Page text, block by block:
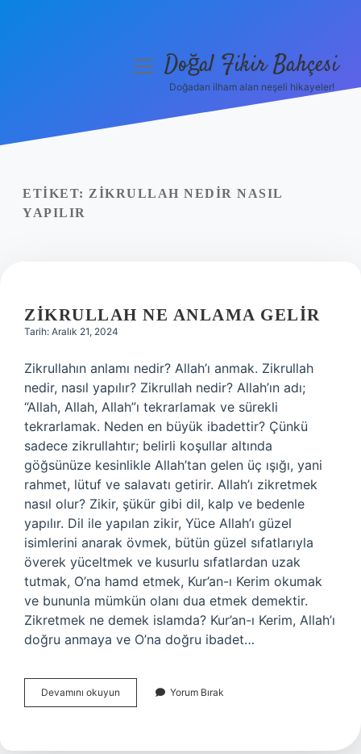
Yasal Uyarı
menüyüDoğal Fikir Bahçesi
Doğadan ilham alan neşeli hikayeler!
ETIKET: ZIKRULLAH NEDIR NASIL
YAPILIR
ZIKRULLAH NE ANLAMA GELIR
Tarih: Aralık 21, 2024
Zikrullahın anlamı nedir? Allah’ı anmak. Zikrullah
nedir, nasıl yapılır? Zikrullah nedir? Allah’ın adı;
“Allah, Allah, Allah”ı tekrarlamak ve sürekli
tekrarlamak. Neden en büyük ibadettir? Çünkü
sadece zikrullahtır; belirli koşullar altında
göğsünüze kesinlikle Allah’tan gelen üç ışığı, yani
rahmet, lütuf ve salavatı getirir. Allah’ı zikretmek
nasıl olur? Zikir, şükür gibi dil, kalp ve bedenle
yapılır. Dil ile yapılan zikir, Yüce Allah’ı güzel
isimlerini anarak övmek, bütün güzel sıfatlarıyla
överek yüceltmek ve kusurlu sıfatlardan uzak
tutmak, O’na hamd etmek, Kur’an-ı Kerim okumak
ve bununla mümkün olanı dua etmek demektir.
Zikretmek ne demek islamda? Kur’an-ı Kerim, Allah’ı
doğru anmaya ve O’na doğru ibadet…
Devamını okuyun Zikrullah
Ne
Yorum Bırak